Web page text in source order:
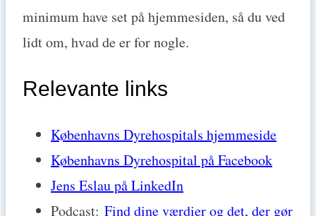
minimum have set på hjemmesiden, så du ved
lidt om, hvad de er for nogle.
Relevante links
Københavns Dyrehospitals hjemmeside
Københavns Dyrehospital på Facebook
Jens Eslau på LinkedIn
Podcast: Find dine værdier og det, der gør